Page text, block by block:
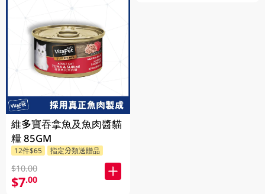
維多寶吞拿魚及魚肉醬貓
糧 85GM
12件$65 指定分類送贈品
$10.00
$7.00